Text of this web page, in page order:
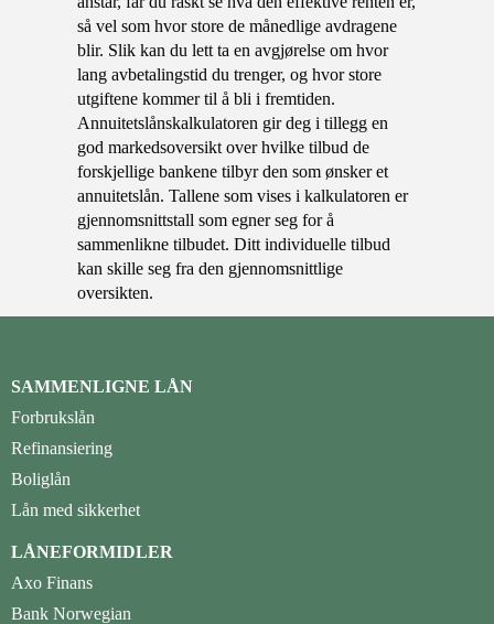
så vel som hvor store de månedlige avdragene
blir. Slik kan du lett ta en avgjørelse om hvor
lang avbetalingstid du trenger, og hvor store
utgiftene kommer til å bli i fremtiden.
Annuitetslånskalkulatoren gir deg i tillegg en
god markedsoversikt over hvilke tilbud de
forskjellige bankene tilbyr den som ønsker et
annuitetslån. Tallene som vises i kalkulatoren er
gjennomsnittstall som egner seg for å
sammenlikne tilbudet. Ditt individuelle tilbud
kan skille seg fra den gjennomsnittlige
oversikten.
SAMMENLIGNE LÅN
Forbrukslån
Refinansiering
Boliglån
Lån med sikkerhet
LÅNEFORMIDLER
Axo Finans
Bank Norwegian